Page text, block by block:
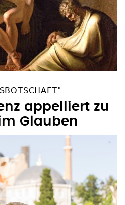
appelliert zu
Glauben